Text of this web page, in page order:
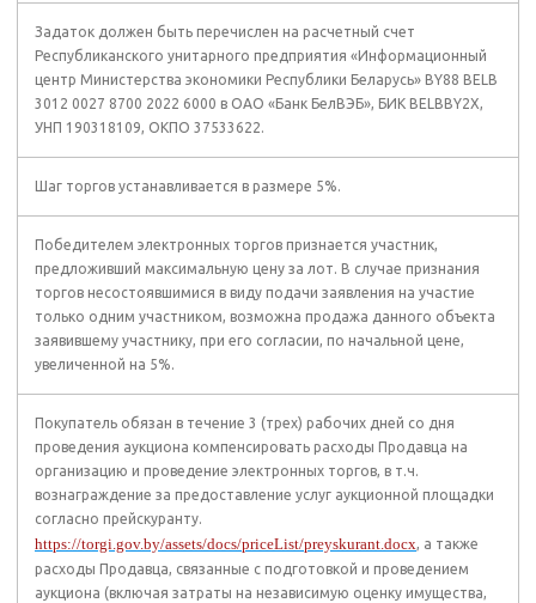
Задаток должен быть перечислен на расчетный счет
Республиканского унитарного предприятия «Информационный
центр Министерства экономики Республики Беларусь» BY88 BELB
3012 0027 8700 2022 6000 в ОАО «Банк БелВЭБ», БИК BELBBY2X,
УНП 190318109, ОКПО 37533622.
Шаг торгов устанавливается в размере 5%.
Победителем электронных торгов признается участник,
предложивший максимальную цену за лот. В случае признания
торгов несостоявшимися в виду подачи заявления на участие
только одним участником, возможна продажа данного объекта
заявившему участнику, при его согласии, по начальной цене,
увеличенной на 5%.
Покупатель обязан в течение 3 (трех) рабочих дней со дня
проведения аукциона компенсировать расходы Продавца на
организацию и проведение электронных торгов, в т.ч.
вознаграждение за предоставление услуг аукционной площадки
согласно прейскуранту.
https://torgi.gov.by/assets/docs/priceList/preyskurant.docx, а также
расходы Продавца, связанные с подготовкой и проведением
аукциона (включая затраты на независимую оценку имущества,